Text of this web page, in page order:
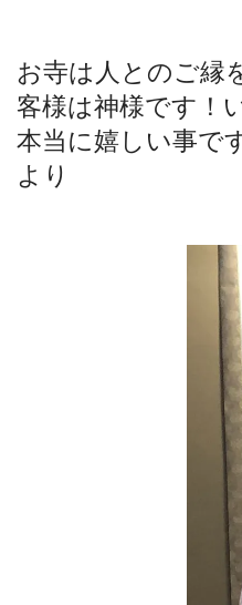
お寺は人とのご縁
客様は神様です！
本当に嬉しい事で
より